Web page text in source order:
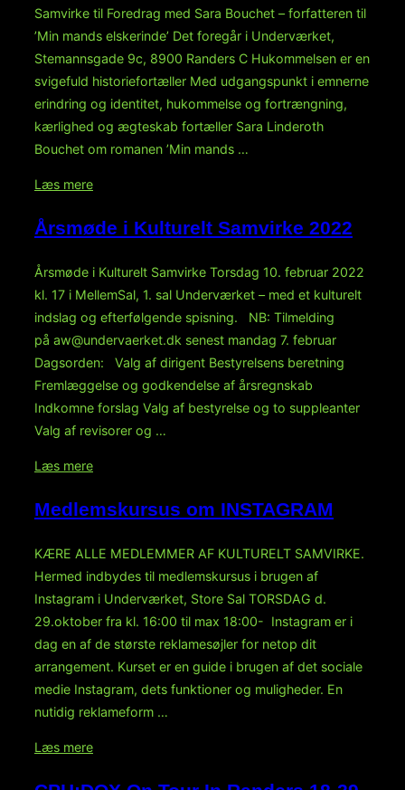
Samvirke til Foredrag med Sara Bouchet – forfatteren til
’Min mands elskerinde’ Det foregår i Underværket,
Stemannsgade 9c, 8900 Randers C Hukommelsen er en
svigefuld historiefortæller Med udgangspunkt i emnerne
erindring og identitet, hukommelse og fortrængning,
kærlighed og ægteskab fortæller Sara Linderoth
Bouchet om romanen ’Min mands …
Læs mere“Foredrag
Sara
–
forfatteren
til
’Min
mands
elskerinde’”
Årsmøde i Kulturelt Samvirke 2022
Årsmøde i Kulturelt Samvirke Torsdag 10. februar 2022
kl. 17 i MellemSal, 1. sal Underværket – med et kulturelt
indslag og efterfølgende spisning. NB: Tilmelding
på aw@undervaerket.dk senest mandag 7. februar
Dagsorden: Valg af dirigent Bestyrelsens beretning
Fremlæggelse og godkendelse af årsregnskab
Indkomne forslag Valg af bestyrelse og to suppleanter
Valg af revisorer og …
Læs mere“Årsmøde
Kulturelt
2022”
Medlemskursus om INSTAGRAM
KÆRE ALLE MEDLEMMER AF KULTURELT SAMVIRKE.
Hermed indbydes til medlemskursus i brugen af
Instagram i Underværket, Store Sal TORSDAG d.
29.oktober fra kl. 16:00 til max 18:00- Instagram er i
dag en af de største reklamesøjler for netop dit
arrangement. Kurset er en guide i brugen af det sociale
medie Instagram, dets funktioner og muligheder. En
nutidig reklameform …
Læs mere“Medlemskursus